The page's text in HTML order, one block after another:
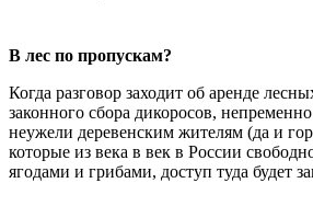
В лес по пропускам?
Когда разговор заходит об аренде
законного сбора дикоросов,
неужели деревенским жителям (да и
которые из века в век в России
ягодами и грибами, доступ туда будет